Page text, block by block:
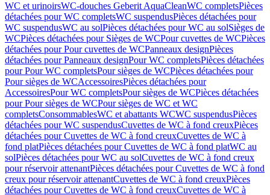
WC et urinoirsWC-douches Geberit AquaCleanWC completsPièces
détachées pour WC completsWC suspendusPièces détachées pour
WC suspendusWC au solPièces détachées pour WC au solSièges de
WCPièces détachées pour Sièges de WCPour cuvettes de WCPièces
détachées pour Pour cuvettes de WCPanneaux designPièces
détachées pour Panneaux designPour WC completsPièces détachées
pour Pour WC completsPour sièges de WCPièces détachées pour
Pour sièges de WCAccessoiresPièces détachées pour
AccessoiresPour WC completsPour sièges de WCPièces détachées
pour Pour sièges de WCPour sièges de WC et WC
completsConsommablesWC et abattants WCWC suspendusPièces
détachées pour WC suspendusCuvettes de WC à fond creuxPièces
détachées pour Cuvettes de WC à fond creuxCuvettes de WC à
fond platPièces détachées pour Cuvettes de WC à fond platWC au
solPièces détachées pour WC au solCuvettes de WC à fond creux
pour réservoir attenantPièces détachées pour Cuvettes de WC à fond
creux pour réservoir attenantCuvettes de WC à fond creuxPièces
détachées pour Cuvettes de WC à fond creuxCuvettes de WC à